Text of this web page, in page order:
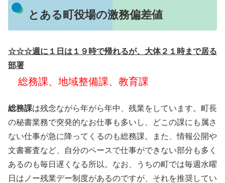
とある町役場の激務偏差値
☆☆☆週に１日は１９時で帰れるが、大体２１時まで居る
部署
総務課、地域整備課、教育課
総務課は残念ながら年がら年中、残業をしています。町長
の秘書業務で突発的なお仕事も多いし、どこの課にも属さ
ない仕事が急に降ってくるのも総務課。また、情報公開や
文書審査など、自分のペースで仕事ができない部分も多く
あるのも毎日遅くなる所以。なお、うちの町では毎週水曜
日はノー残業デー制度があるのですが、それを推奨してい